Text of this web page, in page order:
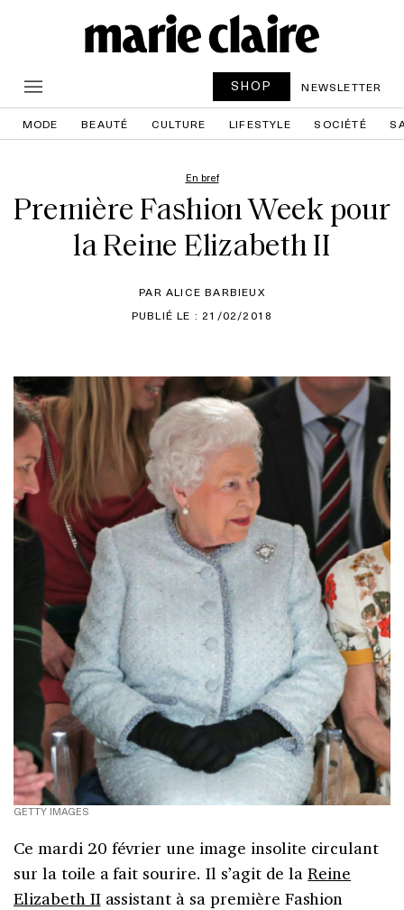
SHOP NEWSLETTER
MODE BEAUTÉ CULTURE LIFESTYLE SOCIÉTÉ
En bref
Première Fashion Week pour
la Reine Elizabeth II
PAR ALICE BARBIEUX
PUBLIÉ LE : 21/02/2018
GETTY IMAGES
Ce mardi 20 février une image insolite circulant
sur la toile a fait sourire. Il s’agit de laReine
Elizabeth IIassistant à sa première Fashion